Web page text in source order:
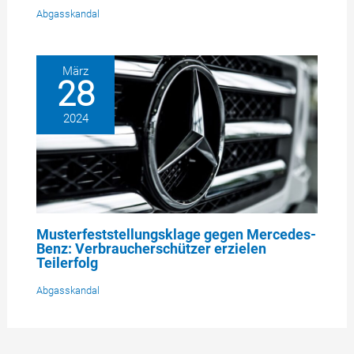
Abgasskandal
März
28
2024
Musterfeststellungsklage gegen Mercedes-
Benz: Verbraucherschützer erzielen
Teilerfolg
Abgasskandal